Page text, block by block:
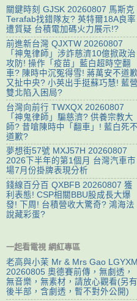
關鍵時刻 GJSK 20260807 馬斯克
Terafab找錯隊友? 英特爾18A良率
遭質疑 台積電加碼火力展示!?
前進新台灣 QJXTW 20260807
「神鬼律師」涉詐慈濟10億掀政治
攻防! 操作「疫苗」藍白超時空翻
車? 陳時中沉冤得雪! 蔣萬安不道歉
又扯中央? 小英出手挺蘇巧慧! 藍營
雙北陷入困局?
台灣向前行 TWXQX 20260807
「神鬼律師」騙慈濟? 供養宗教大
師? 昔嗆陳時中「翻車」! 藍白死不
道歉?
夢想街57號 MXJ57H 20260807
2026下半年的第1個月 台灣汽車市
場7月份掛牌表現分析
錢線百分百 QXBFB 20260807 獲
利表態! CSP相關BBU股成長大爆
發! 下周! 台積營收大驚奇? 鴻海法
說藏彩蛋?
一起看電視 網紅專區
老高與小茉 Mr & Mrs Gao LGYXM
20260805 奧德賽前傳，無劇透，
無音樂，無素材，請放心觀看(另有
後半部，含劇透，暫不對外公開)